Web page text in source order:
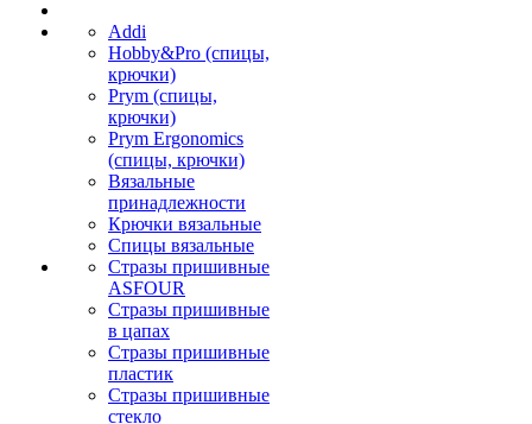
Addi
Hobby&Pro (спицы,
крючки)
Prym (спицы,
крючки)
Prym Ergonomics
(спицы, крючки)
Вязальные
принадлежности
Крючки вязальные
Спицы вязальные
Стразы пришивные
ASFOUR
Стразы пришивные
в цапах
Стразы пришивные
пластик
Стразы пришивные
стекло